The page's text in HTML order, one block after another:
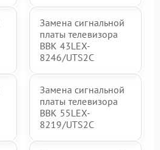
Замена сигнальной
платы телевизора
BBK 43LEX-
8246/UTS2C
Замена сигнальной
платы телевизора
BBK 55LEX-
8219/UTS2C